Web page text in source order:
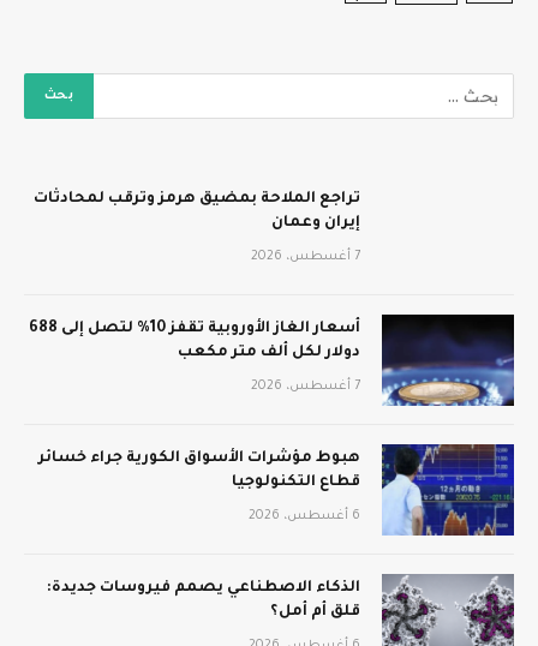
تراجع الملاحة بمضيق هرمز وترقب لمحادثات
إيران وعمان
7 أغسطس، 2026
أسعار الغاز الأوروبية تقفز 10% لتصل إلى 688
دولار لكل ألف متر مكعب
7 أغسطس، 2026
هبوط مؤشرات الأسواق الكورية جراء خسائر
قطاع التكنولوجيا
6 أغسطس، 2026
الذكاء الاصطناعي يصمم فيروسات جديدة:
قلق أم أمل؟